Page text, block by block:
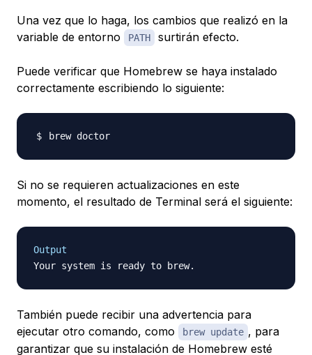
Una vez que lo haga, los cambios que realizó en la
variable de entorno
PATH surtirán efecto.
Puede verificar que Homebrew se haya instalado
correctamente escribiendo lo siguiente:
Si no se requieren actualizaciones en este
momento, el resultado de Terminal será el siguiente:
Output
También puede recibir una advertencia para
ejecutar otro comando, como
brew update , para
garantizar que su instalación de Homebrew esté